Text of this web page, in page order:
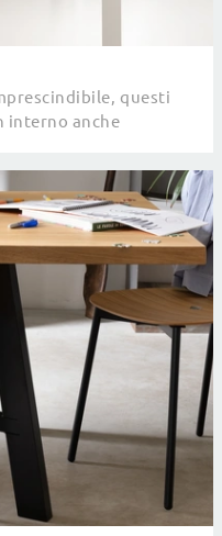
questi
interno anche